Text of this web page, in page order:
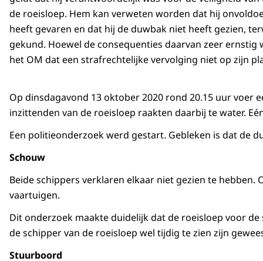
de roeisloep. Hem kan verweten worden dat hij
heeft gevaren en dat hij de duwbak niet heeft gezien,
gekund. Hoewel de consequenties daarvan zeer ernstig
het OM dat een strafrechtelijke vervolging niet op zijn
Op dinsdagavond 13 oktober 2020 rond 20.15 uur voer
inzittenden van de roeisloep raakten daarbij te water.
Een politieonderzoek werd gestart. Gebleken is dat de
Schouw
Beide schippers verklaren elkaar niet gezien te
vaartuigen.
Dit onderzoek maakte duidelijk dat de roeisloep voor
de schipper van de roeisloep wel tijdig te zien zijn
Stuurboord